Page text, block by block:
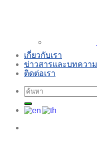
เกี่ยวกับเรา
ข่าวสารและบทความ
ติดต่อเรา
ค้นหา: